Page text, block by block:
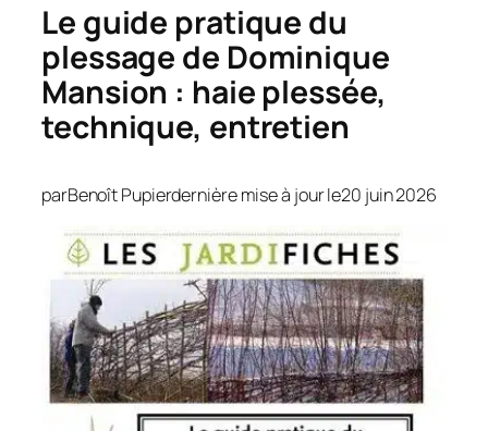
Le guide pratique du
plessage de Dominique
Mansion : haie plessée,
technique, entretien
parBenoît Pupierdernière mise à jour le20 juin 2026